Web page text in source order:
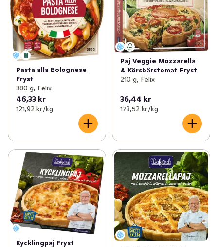
Pasta alla Bolognese
Fryst
380 g, Felix
46,33 kr
121,92 kr /kg
Paj Veggie Mozzarella
& Körsbärstomat Fryst
210 g, Felix
36,44 kr
173,52 kr /kg
Kycklingpaj Fryst